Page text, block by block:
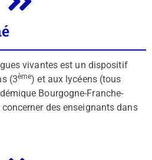
vivantes est un dispositif
(3ème) et aux lycéens (tous
Bourgogne-Franche-
des enseignants dans